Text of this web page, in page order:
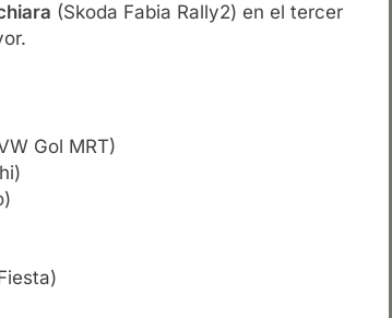
(Skoda Fabia Rally2) en el tercer
Gol MRT)